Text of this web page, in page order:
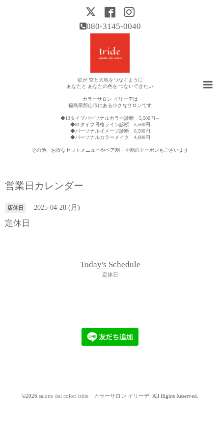
080-3145-0040
虹が 空と大地をつなぐように
あなたと あなたの色を つないできたい
カラーサロン イリーデは
福島県郡山市にある小さなサロンです
◆13タイプパーソナルカラー診断 5,500円～
◆81タイプ骨格ライン診断 5,500円
◆パーソナルイメージ診断 6,500円
◆パーソナルカラーメイク 4,000円
その他、お得なセットメニューやペア割・学割のクーポンもございます
営業日カレンダー
店休日 2025-04-28 (月)
定休日
Today's Schedule
定休日
©2026 salotto dei colori iride カラーサロン イリーデ. All Rights Reserved.